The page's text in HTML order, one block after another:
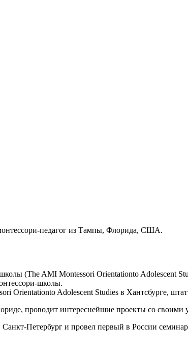
педагог из Тампы, Флорида, США.
(The AMI Montessori Orientationto Adolescent
школы.
Orientationto Adolescent Studies в Хантсбурге,
проводит интереснейшие проекты со своими
Петербург и провел первый в России